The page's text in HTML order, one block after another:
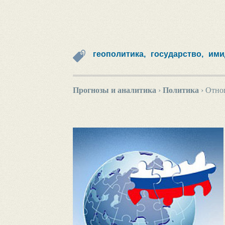
геополитика, государство,
Прогнозы и аналитика › Политика ›